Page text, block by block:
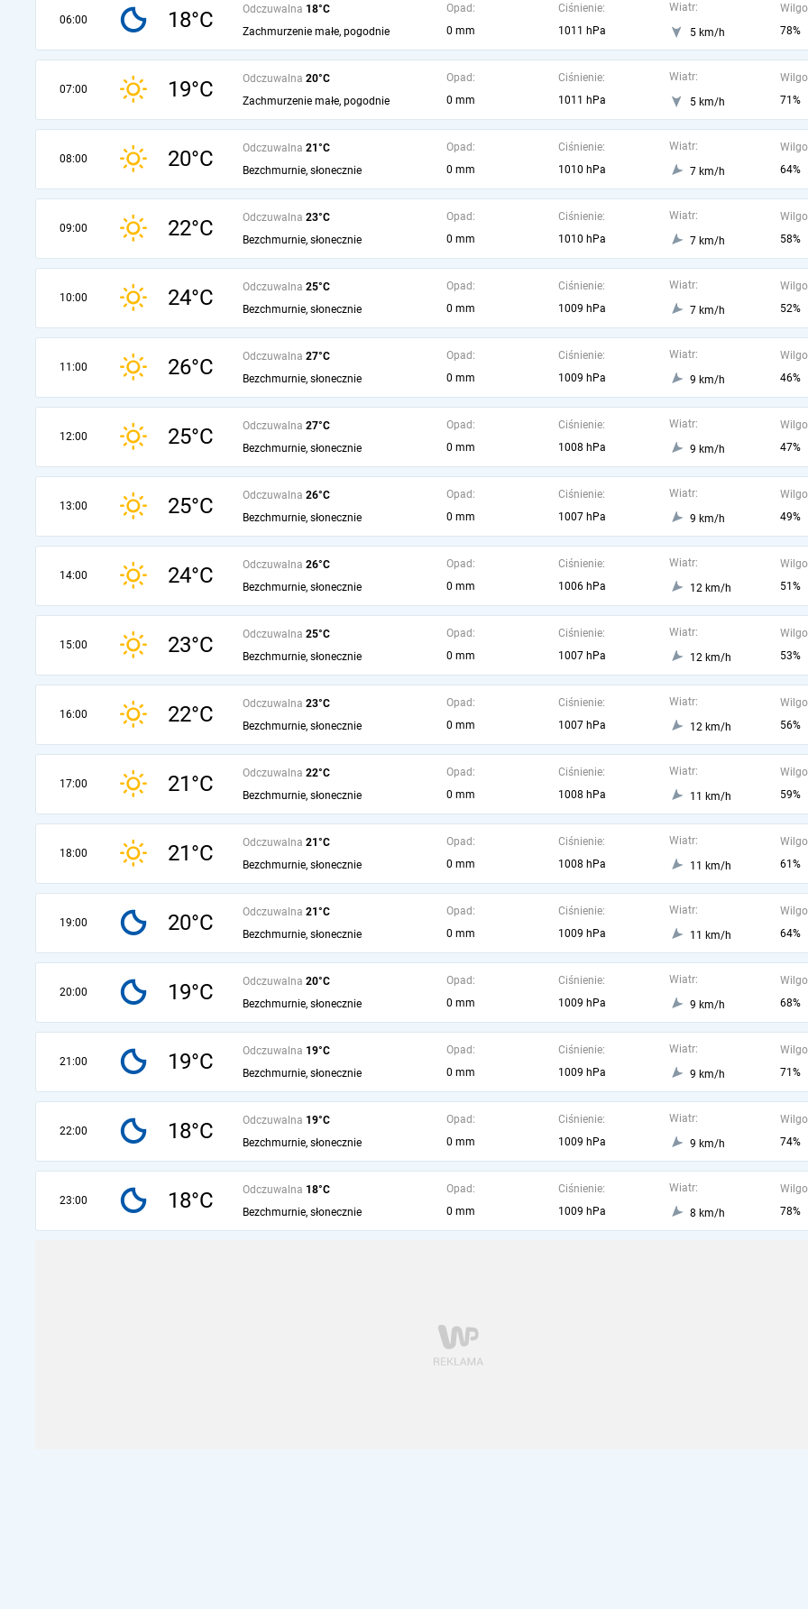
06:00 18°C Odczuwalna 18°C
Zachmurzenie małe, pogodnie
Opad:
0 mm
Ciśnienie:
1011 hPa
Wiatr:
5 km/h
78%
07:00 19°C Odczuwalna 20°C
Zachmurzenie małe, pogodnie
Opad:
0 mm
Ciśnienie:
1011 hPa
Wiatr:
5 km/h
71%
08:00 20°C Odczuwalna 21°C
Bezchmurnie, słonecznie
Opad:
0 mm
Ciśnienie:
1010 hPa
Wiatr:
7 km/h
64%
09:00 22°C Odczuwalna 23°C
Bezchmurnie, słonecznie
Opad:
0 mm
Ciśnienie:
1010 hPa
Wiatr:
7 km/h
58%
10:00 24°C Odczuwalna 25°C
Bezchmurnie, słonecznie
Opad:
0 mm
Ciśnienie:
1009 hPa
Wiatr:
7 km/h
52%
11:00 26°C Odczuwalna 27°C
Bezchmurnie, słonecznie
Opad:
0 mm
Ciśnienie:
1009 hPa
Wiatr:
9 km/h
46%
12:00 25°C Odczuwalna 27°C
Bezchmurnie, słonecznie
Opad:
0 mm
Ciśnienie:
1008 hPa
Wiatr:
9 km/h
47%
13:00 25°C Odczuwalna 26°C
Bezchmurnie, słonecznie
Opad:
0 mm
Ciśnienie:
1007 hPa
Wiatr:
9 km/h
49%
14:00 24°C Odczuwalna 26°C
Bezchmurnie, słonecznie
Opad:
0 mm
Ciśnienie:
1006 hPa
Wiatr:
12 km/h
51%
15:00 23°C Odczuwalna 25°C
Bezchmurnie, słonecznie
Opad:
0 mm
Ciśnienie:
1007 hPa
Wiatr:
12 km/h
53%
16:00 22°C Odczuwalna 23°C
Bezchmurnie, słonecznie
Opad:
0 mm
Ciśnienie:
1007 hPa
Wiatr:
12 km/h
56%
17:00 21°C Odczuwalna 22°C
Bezchmurnie, słonecznie
Opad:
0 mm
Ciśnienie:
1008 hPa
Wiatr:
11 km/h
59%
18:00 21°C Odczuwalna 21°C
Bezchmurnie, słonecznie
Opad:
0 mm
Ciśnienie:
1008 hPa
Wiatr:
11 km/h
61%
19:00 20°C Odczuwalna 21°C
Bezchmurnie, słonecznie
Opad:
0 mm
Ciśnienie:
1009 hPa
Wiatr:
11 km/h
64%
20:00 19°C Odczuwalna 20°C
Bezchmurnie, słonecznie
Opad:
0 mm
Ciśnienie:
1009 hPa
Wiatr:
9 km/h
68%
21:00 19°C Odczuwalna 19°C
Bezchmurnie, słonecznie
Opad:
0 mm
Ciśnienie:
1009 hPa
Wiatr:
9 km/h
71%
22:00 18°C Odczuwalna 19°C
Bezchmurnie, słonecznie
Opad:
0 mm
Ciśnienie:
1009 hPa
Wiatr:
9 km/h
74%
23:00 18°C Odczuwalna 18°C
Bezchmurnie, słonecznie
Opad:
0 mm
Ciśnienie:
1009 hPa
Wiatr:
8 km/h
78%